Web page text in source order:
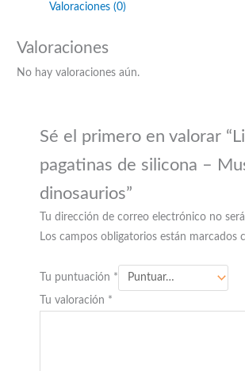
Valoraciones (0)
Valoraciones
No hay valoraciones aún.
Sé el primero en valorar
pagatinas de silicona –
dinosaurios”
Tu dirección de correo electrónico no
Los campos obligatorios están marcados
Tu puntuación *
Tu valoración *